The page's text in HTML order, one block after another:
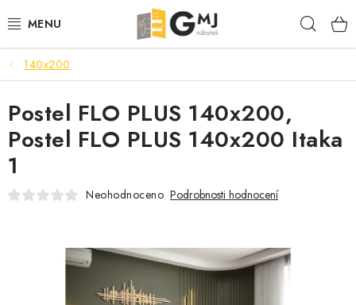
na
SEDACÍ SOUPRAVY
OBÝVACÍ POKOJ
LOŽNICE
KUCHYNĚ
140x200
Postel FLO PLUS 140x200,
Postel FLO PLUS 140x200 Itaka
1
Neohodnoceno Podrobnosti hodnocení